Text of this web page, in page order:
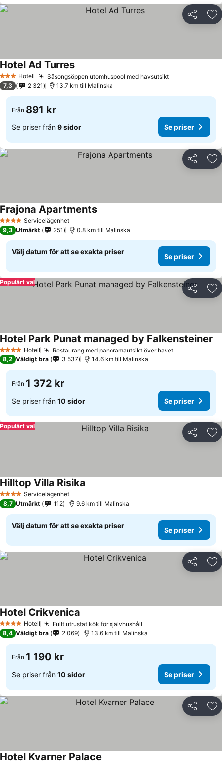
Dela
3 StjärnorHotell Säsongsöppen utomhuspool med havsutsikt
Hotel Ad Turres
7,3 2 321 13.7 km till Malinska
Från 891 kr
Se priser från 9 sidor Se priser
Dela
4 StjärnorServicelägenhet
Frajona Apartments
9,3 Utmärkt 251 0.8 km till Malinska
Välj datum för att se exakta priser
Se priser
Dela
Populärt val
4 StjärnorHotell Restaurang med panoramautsikt över havet
Hotel Park Punat managed by Falkensteiner
8,2 Väldigt bra 3 537 14.6 km till Malinska
Från 1 372 kr
Se priser från 10 sidor Se priser
Dela
Populärt val
4 StjärnorServicelägenhet
Hilltop Villa Risika
8,7 Utmärkt 112 9.6 km till Malinska
Välj datum för att se exakta priser
Se priser
Dela
4 StjärnorHotell Fullt utrustat kök för självhushåll
Hotel Crikvenica
8,4 Väldigt bra 2 069 13.6 km till Malinska
Från 1 190 kr
Se priser från 10 sidor Se priser
Dela
Hotel Kvarner Palace